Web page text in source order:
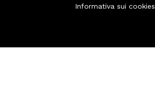
Informativa sui cookies